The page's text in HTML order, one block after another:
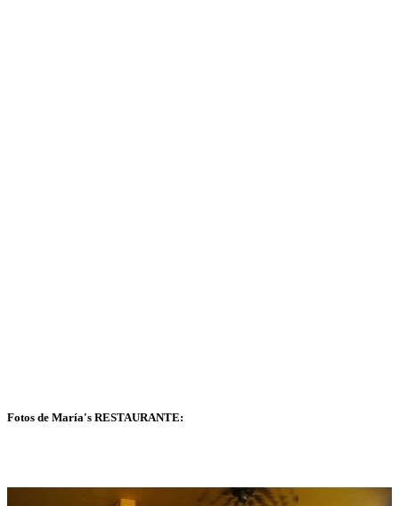
Fotos de María's RESTAURANTE: